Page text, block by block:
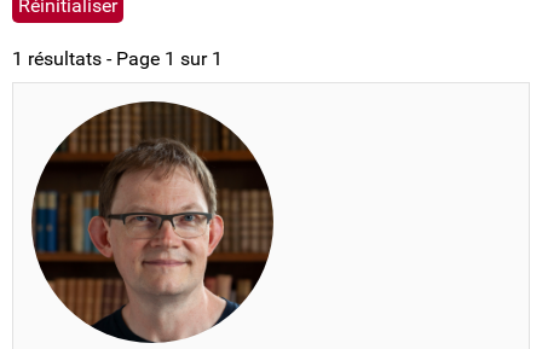
1 résultats - Page 1 sur 1